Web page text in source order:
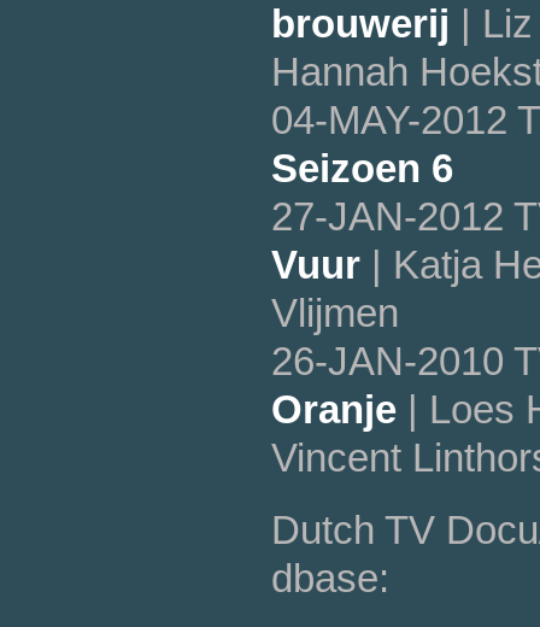
brouwerij |
Hannah
04-MAY-2012
Seizoen 6
27-JAN-2012
Vuur | Katja
Vlijmen
26-JAN-2010
Oranje | Loes
Vincent
Dutch TV
dbase: